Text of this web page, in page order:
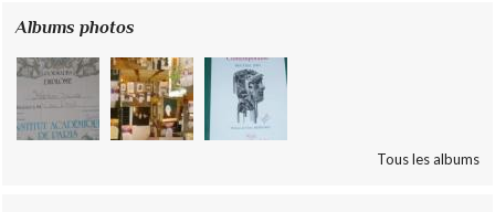
Albums photos
Tous les albums